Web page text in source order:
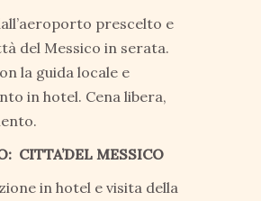
prescelto e
del Messico in serata.
la guida locale e
in hotel. Cena libera,
CITTA’DEL MESSICO
in hotel e visita della